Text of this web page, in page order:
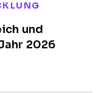
und
2026